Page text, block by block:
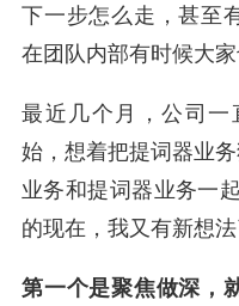
下一步怎么走，甚至
在团队内部有时候大
最近几个月，公司
始，想着把提词器业
业务和提词器业务一
的现在，我又有新想
第一个是聚焦做深，